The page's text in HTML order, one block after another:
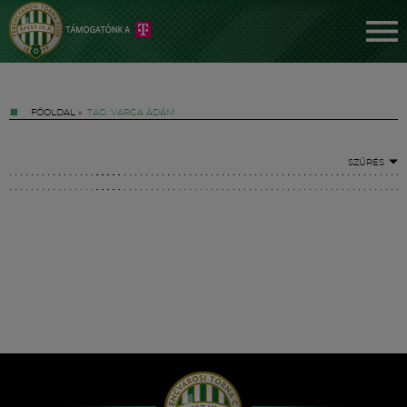
FŐOLDAL » TAG: VARGA ÁDÁM
SZŰRÉS
Hírek